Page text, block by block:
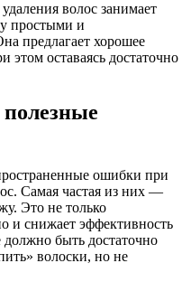
волос занимает
простыми и
предлагает хорошее
этом оставаясь достаточно
ошибки при
Самая частая из них —
Это не только
и снижает эффективность
быть достаточно
волоски, но не